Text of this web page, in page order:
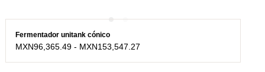
Fermentador unitank cónico
MXN96,365.49- MXN153,547.27